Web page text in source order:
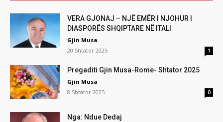
VERA GJONAJ – NJË EMËR I NJOHUR I
DIASPORËS SHQIPTARE NË ITALI
Gjin Musa
20 Shtator 2025
1
Pregaditi Gjin Musa-Rome- Shtator 2025
Gjin Musa
8 Shtator 2025
0
Nga: Ndue Dedaj